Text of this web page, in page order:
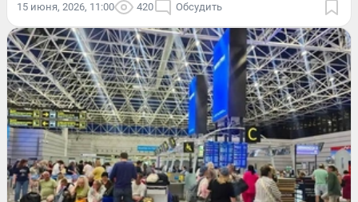
15 июня, 2026, 11:00 420 Обсудить